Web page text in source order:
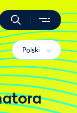
Polski